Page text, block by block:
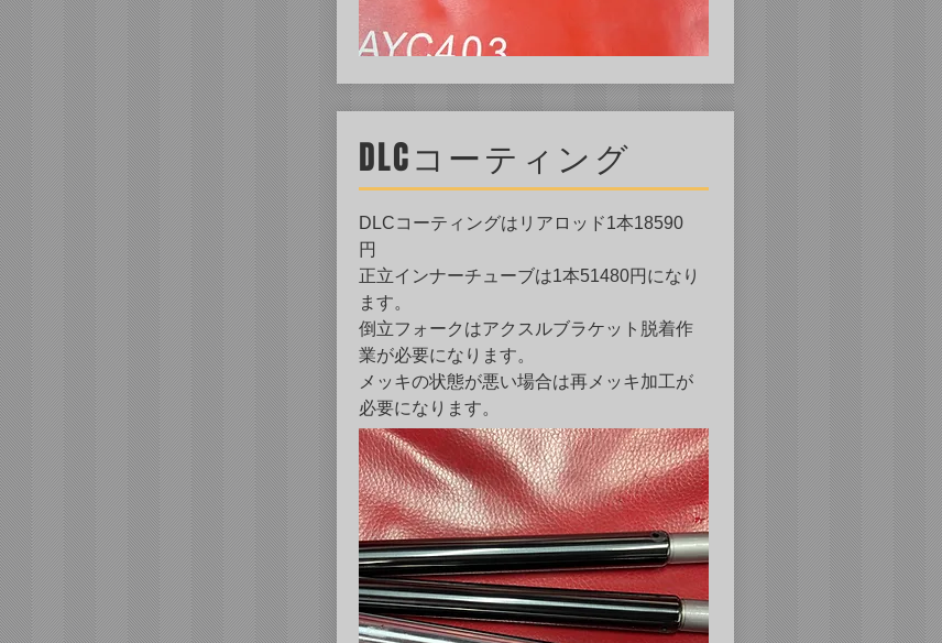
​DLCコーティング
​DLCコーティングはリアロッド1本18590
円
正立インナーチューブは1本51480円になり
ます。
倒立フォークはアクスルブラケット脱着作
業が必要になります。
​メッキの状態が悪い場合は再メッキ加工が
必要になります。